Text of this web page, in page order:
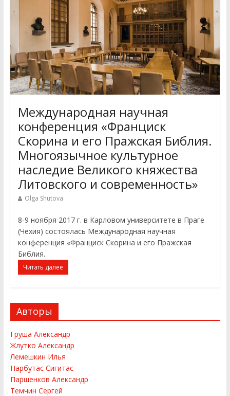
Международная научная
конференция «Франциск
Скорина и его Пражская Библия.
Многоязычное культурное
наследие Великого княжества
Литовского и современность»
Olga Shutova
8-9 ноября 2017 г. в Карловом университете в Праге
(Чехия) состоялась Международная научная
конференция «Франциск Скорина и его Пражская
Библия.
Читать далее
Авторы
Груша Александр
Жлутко Александр
Лемешкин Илья
Нарбутас Сигитас
Паршенков Александр
Темчин Сергей